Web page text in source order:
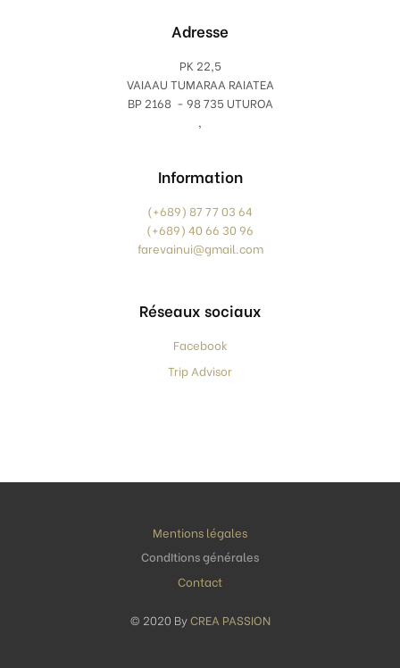
Adresse
PK 22,5
VAIAAU TUMARAA RAIATEA
BP 2168 - 98 735 UTUROA
Information
(+689) 87 77 03 64
(+689) 40 66 30 96
farevainui@gmail.com
Réseaux sociaux
Facebook
Trip Advisor
Mentions légales
CondItions générales
Contact
© 2020 ByCREA PASSION